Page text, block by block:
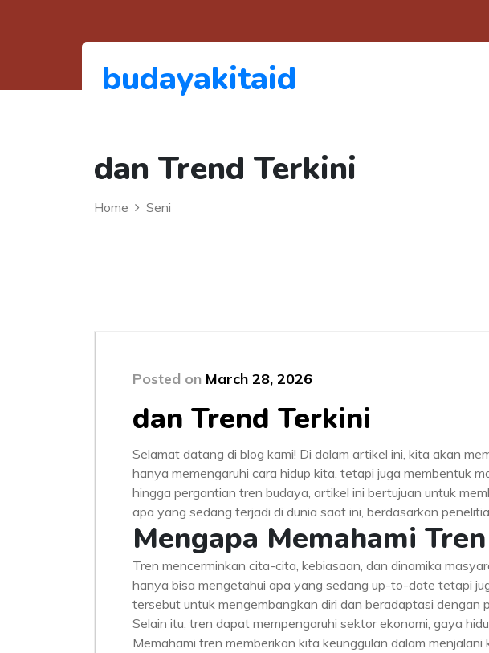
budayakitaid
dan Trend Terkini
Home Seni
Posted on March 28, 2026
dan Trend Terkini
Selamat datang di blog kami! Di dalam artikel ini, kita akan
hanya memengaruhi cara hidup kita, tetapi juga membentuk
hingga pergantian tren budaya, artikel ini bertujuan untuk
apa yang sedang terjadi di dunia saat ini, berdasarkan
Mengapa Memahami
Tren mencerminkan cita-cita, kebiasaan, dan dinamika
hanya bisa mengetahui apa yang sedang up-to-date tetapi
tersebut untuk mengembangkan diri dan beradaptasi dengan
Selain itu, tren dapat mempengaruhi sektor ekonomi, gaya
Memahami tren memberikan kita keunggulan dalam menjalani